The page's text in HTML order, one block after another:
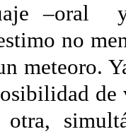
–oral
no
meteoro.